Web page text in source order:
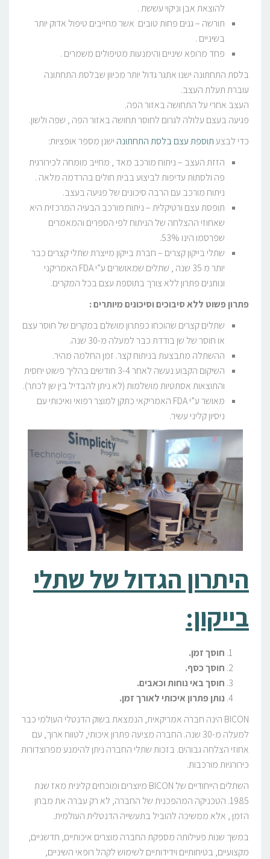
להוצאת אבן וניקוי עששת .
תורשה – גנים פחות טובים אשר מחייבים טיפול אדוק יותר
בשיניים .
פחד מרופא שיניים והימנעות מטיפולים משמרים .
בלסת התחתונה ישנו אתגר גדול יותר מכיוון שבלסת התחתונה
עוברת תעלת העצב.
העצב אחרי על התחושה באזור הפה.
פגיעה בעצם עלולה לגרום לחוסר תחושה באזור הפה , שפה ולשון.
כדי לבצעתוספת עצם בלסת התחתונה ישנן מספר אופציות:
הזזת העצב – ניתוח מורכב מאד , מחייב מומחה לכירורגית
פה ולסתות עדיפות לביצוע בבית חולים בהרדמה מלאה .
ניתוח מורכב עם הרבה סיכונים של פגיעה בעצב.
תופסת עצם ורטיקלית – ניתוח מורכב הבעיה המרכזית היא
שאחוזי ההצלחה של הניתוח לפי הספרים והמאמרים
שפרסמו הינו 53%.
שתלי בייקון קצרים – חברת בייקון מייצרת שתלי קצרים כבר
יותר מ 35 שנה , שתלים שמאושרים ע”י FDA האמריקני
ונותנים פתרון ללא צורך בתוספת עצם בכל המקרים.
פתרון פשוט ללא סיבוכים וסיכונים מיותרים:
שתלים קצרים שהוכחו כפתרון מושלם במקרים של חוסר עצם
או חוסר של שן בודדת כבר למעלה מ-30 שנה.
ההשתלה מתבצעת בניתוח קצר. זמן החלמה מהיר.
השיקום הקבוע נעשה לאחר 3-4 חודשים בהליך פשוט יחסית
והתוצאות אסתטיות מושלמות (לא ניתן להבדיל בין שן לכתר).
מאושר ע”י FDA האמריקאי כתקן למוצר רפואי ואיכותי עם
ניסיון קליני עשיר.
היתרון הגדול של שתלי
בייקון:
חוסך זמן.
חוסך כסף.
חוסך באי נוחות וכאבים.
נותן פתרון איכותי לאורך זמן.
BICON הינה חברה אמריקאית, הנמצאת בשוק הדנטלי העולמי כבר
למעלה מ-30 שנה. החברה מציעה פתרון איכותי, לטווח ארוך, עם
אחוזי הצלחה גבוהים. בזכות שתלי החברה ניתן להימנע מפרוצדורות
כירורגיות מורכבות.
השתלים הייחודיים של BICON מיוצרים ומוכחים קלינית מאז שנת
1985. הטכניקה המהפכנית של החברה, לא רק עברה את מבחן
הזמן , אלא ממשיכה להוביל בתעשייה הדנטלית העולמית.
במשך שנות פעילותה מספקת החברה מוצרים איכותיים, חדשניים,
מקצועיים, בטיחותיים וידידותיים לשימוש לקהל רופאי השיניים,